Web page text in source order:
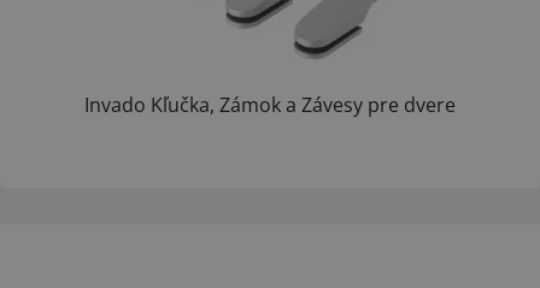
Invado Kľučka, Zámok a Závesy pre dvere